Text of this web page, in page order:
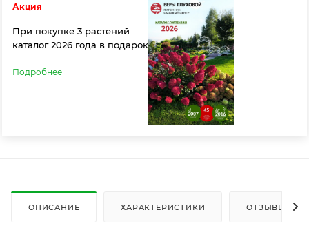
Акция
При покупке 3 растений
каталог 2026 года в подарок
Подробнее
ОПИСАНИЕ ХАРАКТЕРИСТИКИ ОТЗЫВЫ